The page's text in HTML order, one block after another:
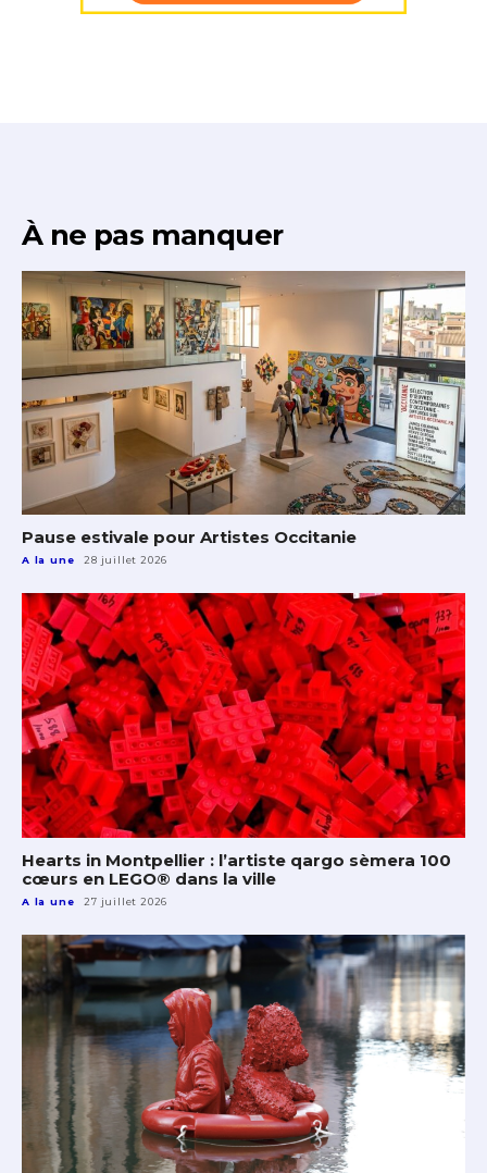
* Champ obligatoire
À ne pas manquer
Pause estivale pour Artistes Occitanie
A la une 28 juillet 2026
Hearts in Montpellier : l’artiste qargo sèmera 100
cœurs en LEGO® dans la ville
A la une 27 juillet 2026